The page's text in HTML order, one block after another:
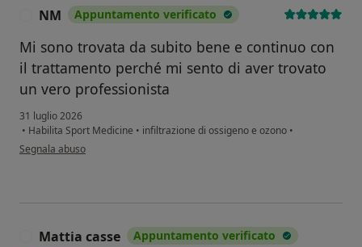
NM Appuntamento verificato
Mi sono trovata da subito bene e continuo con
il trattamento perché mi sento di aver trovato
un vero professionista
31 luglio 2026
• Habilita Sport Medicine • infiltrazione di ossigeno e ozono •
secondo l'opinione dell'utente NM
Segnala abuso
Mattia casse Appuntamento verificato